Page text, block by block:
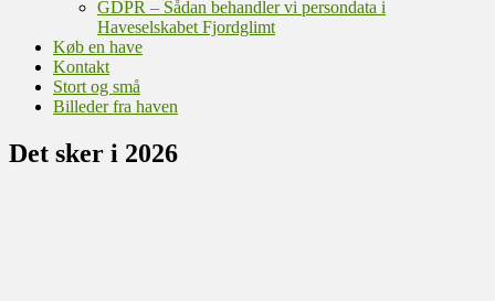
GDPR – Sådan behandler vi persondata i
Haveselskabet Fjordglimt
Køb en have
Kontakt
Stort og små
Billeder fra haven
Det sker i 2026